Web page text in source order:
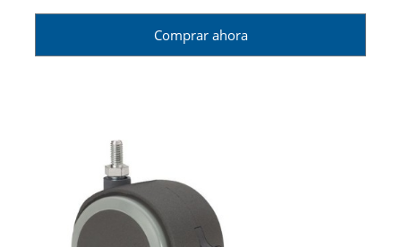
Comprar ahora